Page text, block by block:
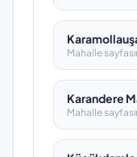
Mahalle
Karandere
Mahalle